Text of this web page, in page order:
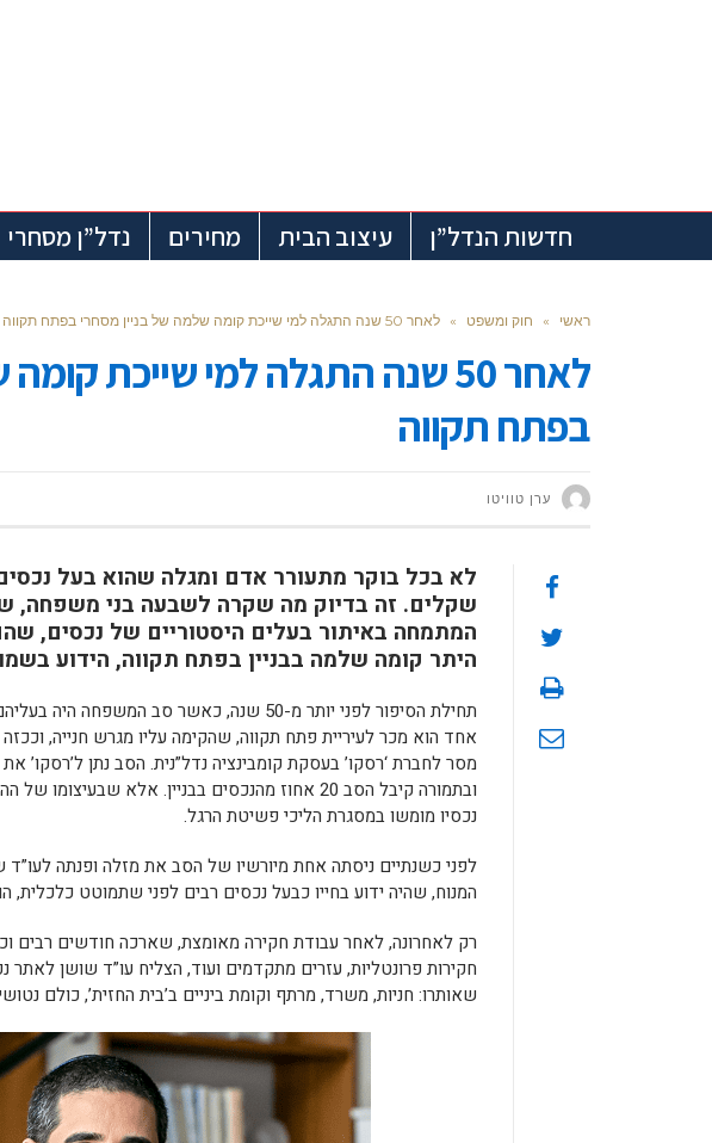
חדשות הנדל”ן עיצוב הבית מחירים נדל”ן מסחרי
ראשי » חוק ומשפט » לאחר 50 שנה התגלה למי שייכת קומה שלמה של בניין מסחרי בפתח תקווה
לאחר 50 שנה התגלה למי שייכת
בפתח תקווה
ערן טוויטו
לא בכל בוקר מתעורר אדם ומגלה שהוא בעל
שקלים. זה בדיוק מה שקרה לשבעה בני משפחה,
המתמחה באיתור בעלים היסטוריים של נכסים,
היתר קומה שלמה בבניין בפתח תקווה, הידוע בשמו
תחילת הסיפור לפני יותר מ-50 שנה, כאשר סב
אחד הוא מכר לעיריית פתח תקווה, שהקימה עליו מגרש חנייה,
מסר לחברת ‘רסקו’ בעסקת קומבינציה נדל”נית. הסב נתן ל’רסקו’
ובתמורה קיבל הסב 20 אחוז מהנכסים בבניין. אלא
נכסיו מומשו במסגרת הליכי פשיטת הרגל.
לפני כשנתיים ניסתה אחת מיורשיו של הסב את מזלה ופנתה
המנוח, שהיה ידוע בחייו כבעל נכסים רבים לפני שתמוטט כלכלית,
רק לאחרונה, לאחר עבודת חקירה מאומצת, שארכה חודשים רבים
חקירות פרונטליות, עזרים מתקדמים ועוד, הצליח עו”ד שושן
שאותרו: חניות, משרד, מרתף וקומת ביניים ב’בית החזית’, כולם